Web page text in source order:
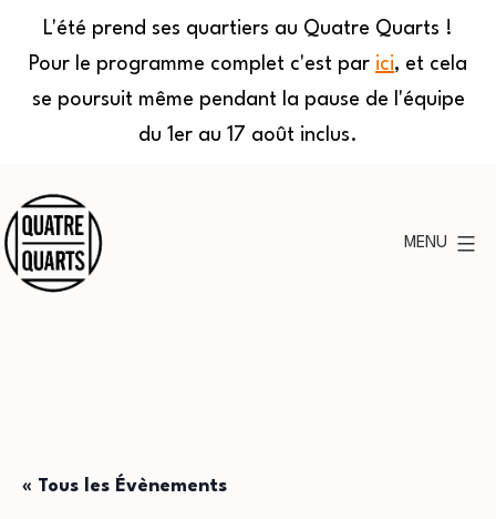
L'été prend ses quartiers au Quatre Quarts !
Pour le programme complet c'est par ici, et cela
se poursuit même pendant la pause de l'équipe
du 1er au 17 août inclus.
au
contenu
MENU
« Tous les Évènements